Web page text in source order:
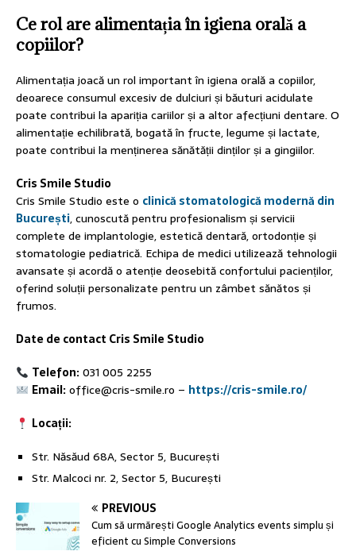
Ce rol are alimentația în igiena orală a
copiilor?
Alimentația joacă un rol important în igiena orală a copiilor,
deoarece consumul excesiv de dulciuri și băuturi acidulate
poate contribui la apariția cariilor și a altor afecțiuni dentare. O
alimentație echilibrată, bogată în fructe, legume și lactate,
poate contribui la menținerea sănătății dinților și a gingiilor.
Cris Smile Studio
Cris Smile Studio este o clinică stomatologică modernă din
București, cunoscută pentru profesionalism și servicii
complete de implantologie, estetică dentară, ortodonție și
stomatologie pediatrică. Echipa de medici utilizează tehnologii
avansate și acordă o atenție deosebită confortului pacienților,
oferind soluții personalizate pentru un zâmbet sănătos și
frumos.
Date de contact Cris Smile Studio
Telefon:031 005 2255
Email:office@cris-smile.ro – https://cris-smile.ro/
Locații:
Str. Năsăud 68A, Sector 5, București
Str. Malcoci nr. 2, Sector 5, București
PREVIOUS
Cum să urmărești Google Analytics events simplu și
eficient cu Simple Conversions